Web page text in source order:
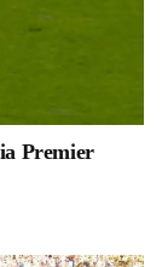
Premier